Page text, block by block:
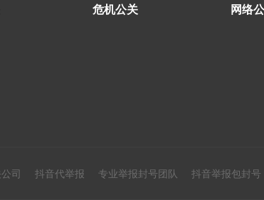
危机公关 网络
司 抖音代举报 专业举报封号团队 抖音举报包封号